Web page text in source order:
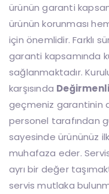
ürünün garanti
ürünün korunması
için önemlidir. Farklı
garanti kapsamında
sağlanmaktadır.
karşısında
geçmeniz garantinin
personel tarafından
sayesinde ürününüz
muhafaza eder.
ayrı bir değer
servis mutlaka